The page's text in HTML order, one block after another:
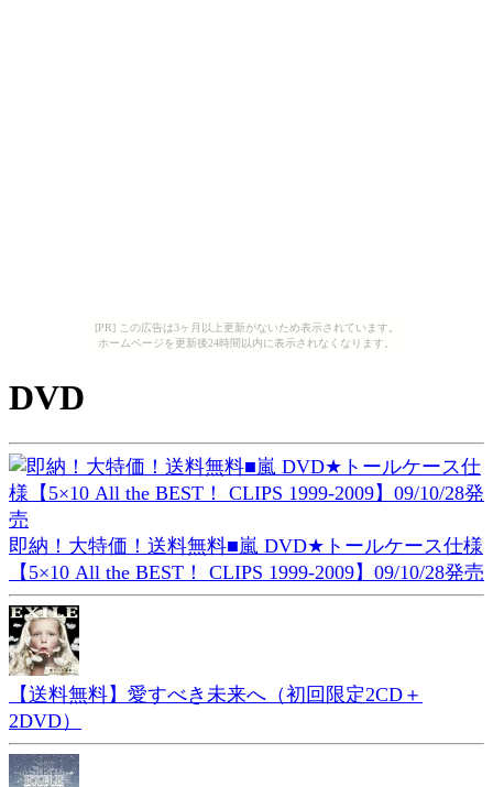
[PR] この広告は3ヶ月以上更新がないため表示されています。
ホームページを更新後24時間以内に表示されなくなります。
DVD
即納！大特価！送料無料■嵐 DVD★トールケース仕様
【5×10 All the BEST！ CLIPS 1999-2009】09/10/28発売
【送料無料】愛すべき未来へ（初回限定2CD＋
2DVD）